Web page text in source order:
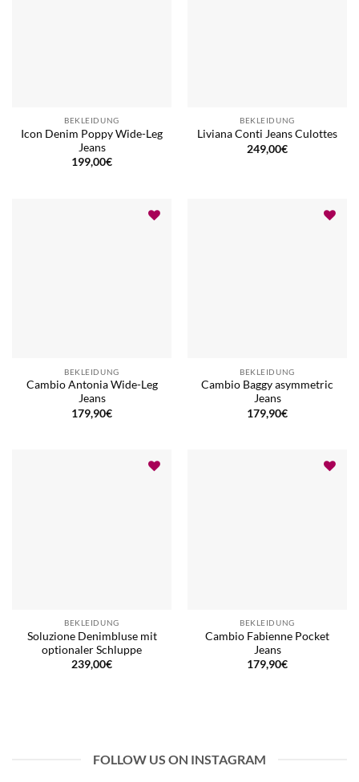
BEKLEIDUNG
Icon Denim Poppy Wide-Leg
Jeans
199,00€
BEKLEIDUNG
Liviana Conti Jeans Culottes
249,00€
BEKLEIDUNG
Cambio Antonia Wide-Leg
Jeans
179,90€
BEKLEIDUNG
Cambio Baggy asymmetric
Jeans
179,90€
BEKLEIDUNG
Soluzione Denimbluse mit
optionaler Schluppe
239,00€
BEKLEIDUNG
Cambio Fabienne Pocket
Jeans
179,90€
FOLLOW US ON INSTAGRAM